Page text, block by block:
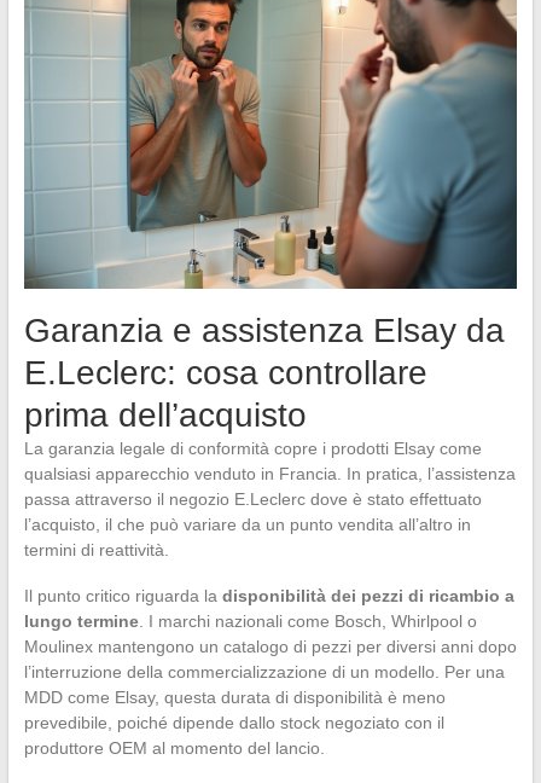
Garanzia e assistenza Elsay da
E.Leclerc: cosa controllare
prima dell’acquisto
La garanzia legale di conformità copre i prodotti Elsay come
qualsiasi apparecchio venduto in Francia. In pratica, l’assistenza
passa attraverso il negozio E.Leclerc dove è stato effettuato
l’acquisto, il che può variare da un punto vendita all’altro in
termini di reattività.
Il punto critico riguarda la disponibilità dei pezzi di ricambio a
lungo termine. I marchi nazionali come Bosch, Whirlpool o
Moulinex mantengono un catalogo di pezzi per diversi anni dopo
l’interruzione della commercializzazione di un modello. Per una
MDD come Elsay, questa durata di disponibilità è meno
prevedibile, poiché dipende dallo stock negoziato con il
produttore OEM al momento del lancio.